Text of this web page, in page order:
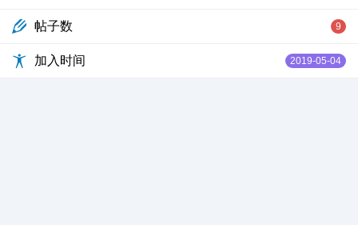
帖子数 9
加入时间 2019-05-04